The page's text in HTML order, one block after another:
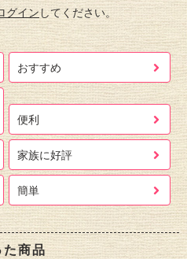
グイン してください。
おすすめ
便利
家族に好評
簡単
た商品